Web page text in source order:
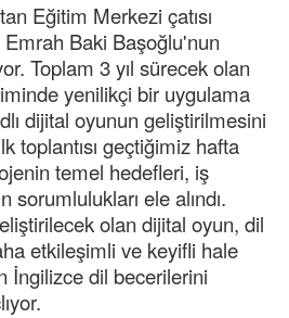
Eğitim Merkezi çatısı
Emrah Baki Başoğlu'nun
Toplam 3 yıl sürecek olan
yenilikçi bir uygulama
dijital oyunun geliştirilmesini
toplantısı geçtiğimiz hafta
temel hedefleri, iş
sorumlulukları ele alındı.
olan dijital oyun, dil
etkileşimli ve keyifli hale
İngilizce dil becerilerini